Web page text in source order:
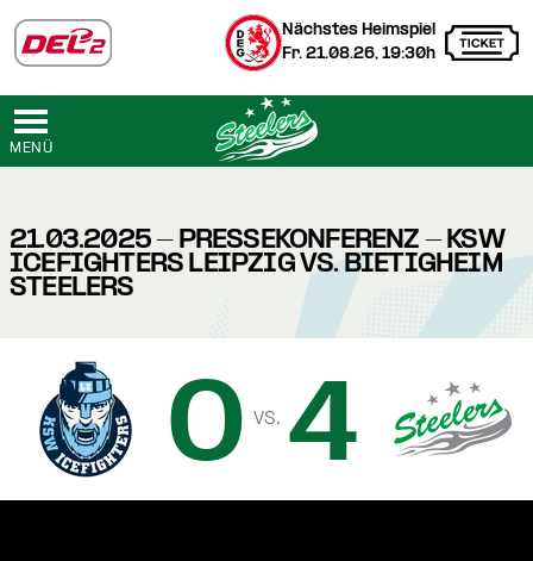
Nächstes Heimspiel
Fr. 21.08.26, 19:30h
MENÜ
21.03.2025 - PRESSEKONFERENZ - KSW
ICEFIGHTERS LEIPZIG VS. BIETIGHEIM
STEELERS
0 vs. 4